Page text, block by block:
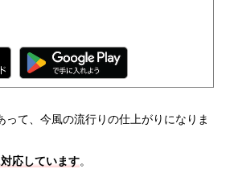
って、今風の流行りの仕上がりになりま
応しています。